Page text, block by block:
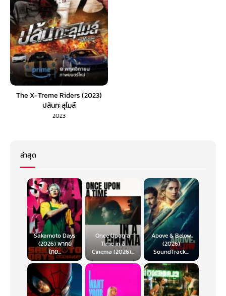
The X-Treme Riders (2023)
ปล้นทะลุไมล์
2023
ล่าสุด
Sakamoto Days
(2026) พากย์
ไทย...
Once Upon a
Time in a
Cinema (2026)...
Above & Below
(2026)
SoundTrack...